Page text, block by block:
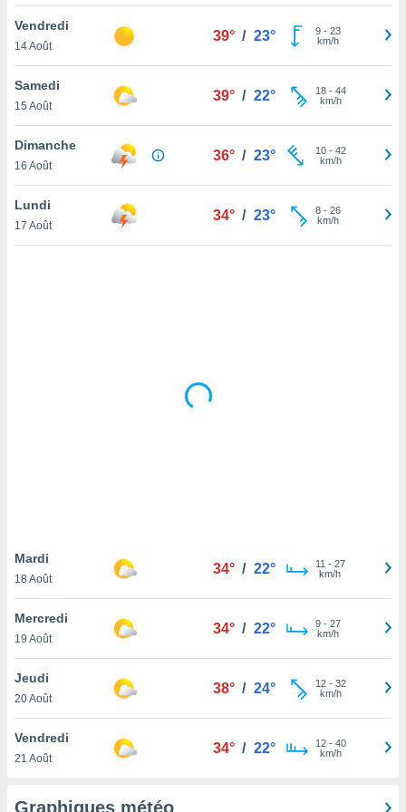
votre
à
en
le
notre
que
et que
Vendredi
14 Août
39° / 23° 9- 23
km/h
Samedi
15 Août
39° / 22° 18- 44
km/h
Dimanche
16 Août
36° / 23° 10- 42
km/h
Lundi
17 Août
34° / 23° 8- 26
km/h
Mardi
18 Août
34° / 22° 11 - 27
km/h
Mercredi
19 Août
34° / 22° 9- 27
km/h
Jeudi
20 Août
38° / 24° 12- 32
km/h
Vendredi
21 Août
34° / 22° 12- 40
km/h
Graphiques météo